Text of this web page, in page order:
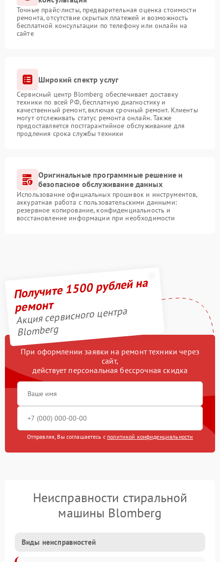
Точные прайс-листы, предварительная оценка стоимости
ремонта, отсутствие скрытых платежей и возможность
бесплатной консультации по телефону или онлайн на
сайте
Широкий спектр услуг
Сервисный центр Blomberg обеспечивает доставку
техники по всей РФ, бесплатную диагностику и
качественный ремонт, включая срочный ремонт. Клиенты
могут отслеживать статус ремонта онлайн. Также
предоставляется постгарантийное обслуживание для
продления срока службы техники
Оригинальные программные решение и
безопасное обслуживание данных
Использование официальных прошивок и инструментов,
аккуратная работа с пользовательскими данными:
резервное копирование, конфиденциальность и
восстановление информации при необходимости
Получите 1500 рублей на
ремонт
Акция сервисного центра
Blomberg
При оформлении заявки на ремонт техники через
сайт,
действует персональная бессрочная скидка
Отправляя, Вы соглашаетесь с политикой конфиденциальности
Неисправности стиральной
машины Blomberg
Виды неисправностей